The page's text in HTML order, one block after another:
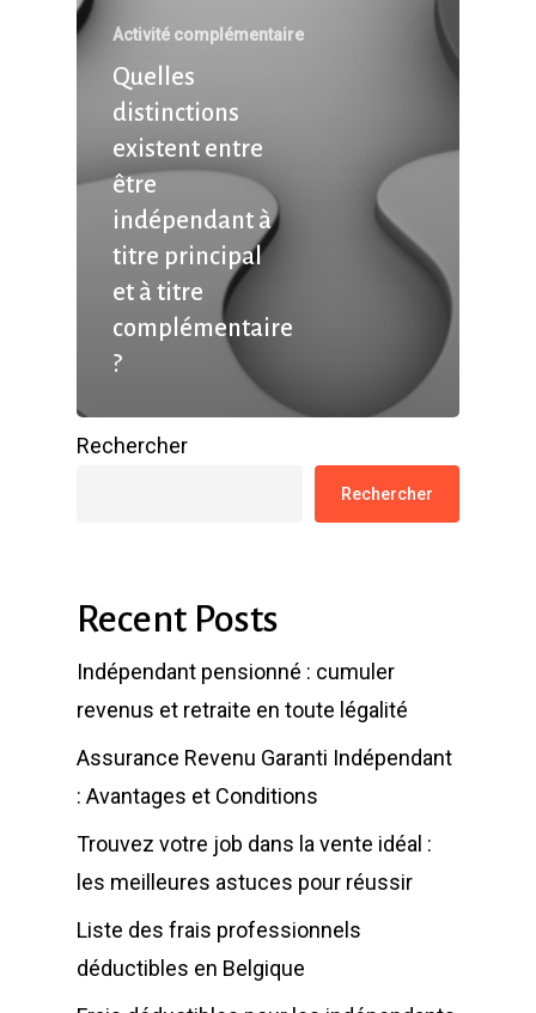
Activité complémentaire
Quelles
distinctions
existent entre
être
indépendant à
titre principal
et à titre
complémentaire
?
Rechercher
Rechercher
Recent Posts
Indépendant pensionné : cumuler
revenus et retraite en toute légalité
Assurance Revenu Garanti Indépendant
: Avantages et Conditions
Trouvez votre job dans la vente idéal :
les meilleures astuces pour réussir
Liste des frais professionnels
déductibles en Belgique